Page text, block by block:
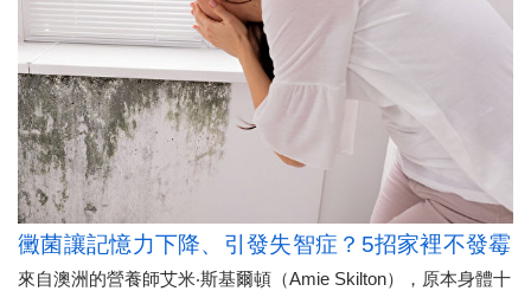
黴菌讓記憶力下降、引發失智症？5招家裡不發霉
來自澳洲的營養師艾米‧斯基爾頓（Amie Skilton），原本身體十